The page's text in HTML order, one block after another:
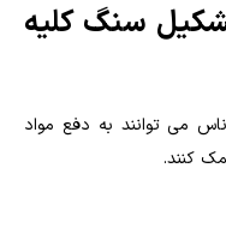
سنگ کلیه
می توانند به دفع مواد
کنند.